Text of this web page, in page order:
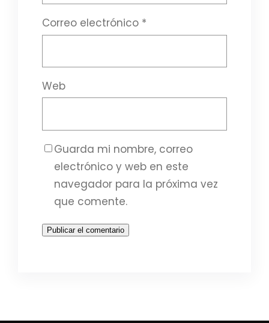
Correo electrónico *
Web
Guarda mi nombre, correo
electrónico y web en este
navegador para la próxima vez
que comente.